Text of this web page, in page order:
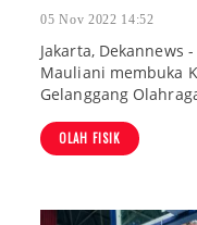
05 Nov 2022 14:52
Jakarta, Dekannews
Mauliani membuka
Gelanggang
OLAH FISIK